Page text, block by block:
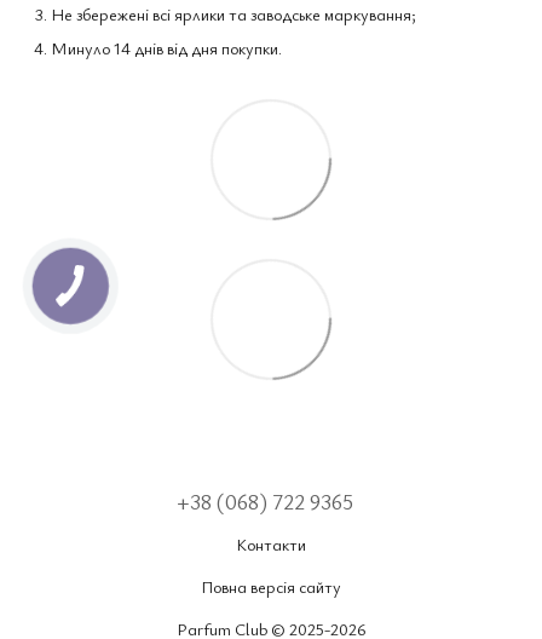
Не збережені всі ярлики та заводське маркування;
Минуло 14 днів від дня покупки.
+38 (068) 722 9365
Контакти
Повна версія сайту
Parfum Club © 2025-2026